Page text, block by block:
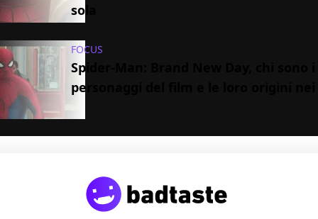
sola
FOCUS
Spider-Man: Brand New Day, chi sono i
personaggi del film e le loro origini